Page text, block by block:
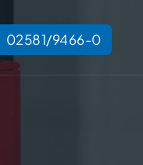
02581/9466-0